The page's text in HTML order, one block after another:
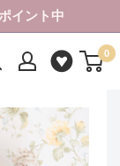
イント中
0